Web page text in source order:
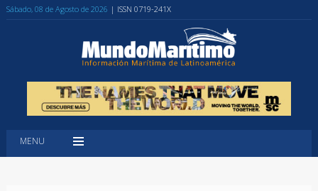
Sábado, 08 de Agosto de 2026 | ISSN 0719-241X
MENU